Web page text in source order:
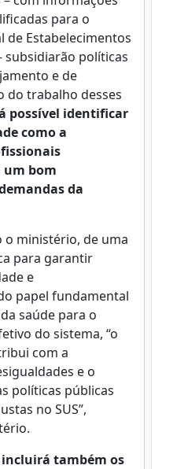
para o
de Estabelecimentos
subsidiarão políticas
e de
do trabalho desses
possível identificar
como a
um bom
da
o ministério, de uma
para garantir
e
papel fundamental
saúde para o
do sistema, “o
com a
e o
políticas públicas
no SUS”,
também os